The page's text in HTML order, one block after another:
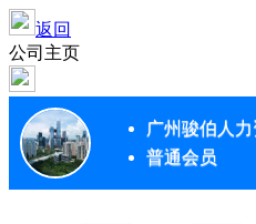
返回
公司主页
广州骏伯人
普通会员